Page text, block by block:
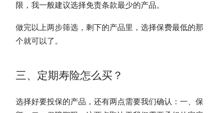
限，我一般建议选择免责条款最少的产品。
做完以上两步筛选，剩下的产品里，选择保费最低的那
个就可以了。
三、定期寿险怎么买？
选择好要投保的产品，还有两点需要我们确认：一、保